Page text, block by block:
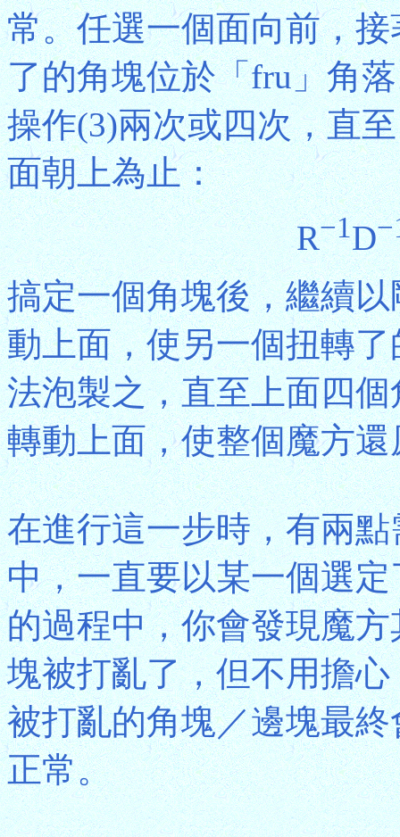
常。任選一個面向前，
了的角塊位於「fru」角
操作(3)兩次或四次，直
面朝上為止：
R−1D
搞定一個角塊後，繼續
動上面，使另一個扭轉
法泡製之，直至上面四
轉動上面，使整個魔方還
在進行這一步時，有兩
中，一直要以某一個選
的過程中，你會發現魔
塊被打亂了，但不用擔
被打亂的角塊／邊塊最
正常。